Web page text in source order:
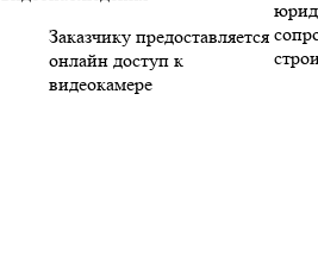
Заказчику предоставляется
онлайн доступ к
видеокамере